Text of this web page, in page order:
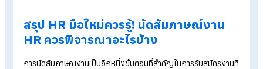
สื่อสารได้ชัดเจน นอกจากนี้ ควรถามคำถามที่ช่วยให้ผู้สมัครแสดง
ทักษะการสื่อสารของตนเอง เช่น “ถ้าคุณต้องอธิบายสิ่งที่ซับซ้อนใ